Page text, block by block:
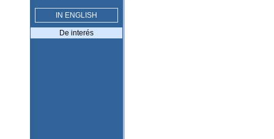
IN ENGLISH
De interés